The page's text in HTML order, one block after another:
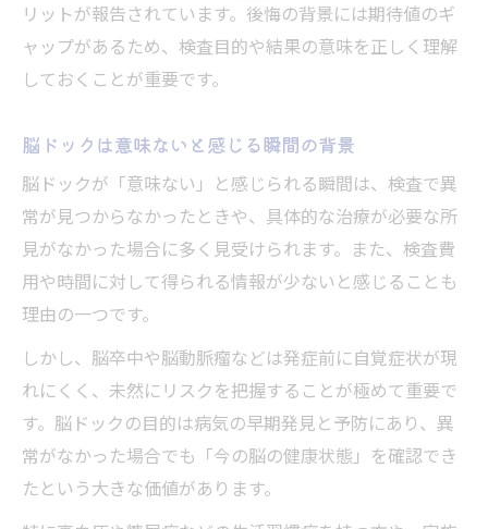
リットが報告されています。後悔の背景には期待値のギ
ャップがあるため、検査目的や結果の意味を正しく理解
しておくことが重要です。
脳ドックは意味ないと感じる瞬間の背景
脳ドックが「意味ない」と感じられる瞬間は、検査で異
常が見つからなかったときや、具体的な治療が必要な所
見がなかった場合に多く見受けられます。また、検査費
用や時間に対して得られる情報が少ないと感じることも
理由の一つです。
しかし、脳卒中や脳動脈瘤などは発症前に自覚症状が現
れにくく、未然にリスクを把握することが極めて重要で
す。脳ドックの目的は病気の早期発見と予防にあり、異
常がなかった場合でも「今の脳の健康状態」を確認でき
たという大きな価値があります。